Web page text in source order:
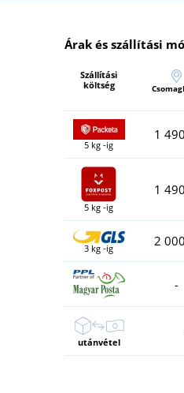
Árak és szállítási
Szállítási
költség
5 kg -ig
1
5 kg -ig
1
3 kg -ig 2
-
utánvétel